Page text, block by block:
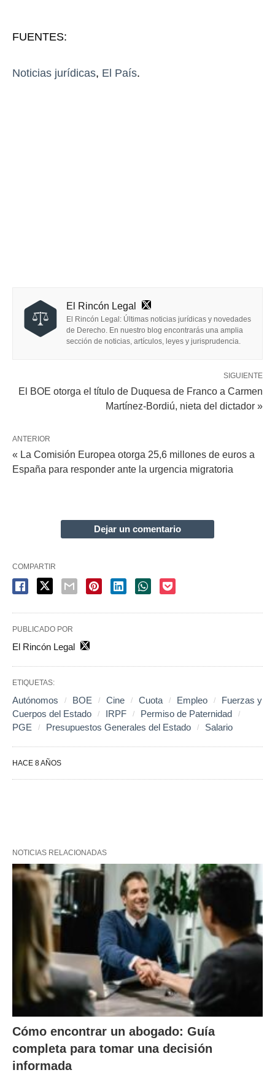
FUENTES:
Noticias jurídicas, El País.
El Rincón Legal
El Rincón Legal: Últimas noticias jurídicas y novedades
de Derecho. En nuestro blog encontrarás una amplia
sección de noticias, artículos, leyes y jurisprudencia.
SIGUIENTE
El BOE otorga el título de Duquesa de Franco a Carmen
Martínez-Bordiú, nieta del dictador »
ANTERIOR
« La Comisión Europea otorga 25,6 millones de euros a
España para responder ante la urgencia migratoria
Dejar un comentario
COMPARTIR
PUBLICADO POR
El Rincón Legal
ETIQUETAS:
Autónomos BOE Cine Cuota Empleo
Fuerzas y
Cuerpos del Estado
IRPF
Permiso de Paternidad
PGE
Presupuestos Generales del Estado Salario
HACE 8 AÑOS
NOTICIAS RELACIONADAS
Cómo encontrar un abogado: Guía
completa para tomar una decisión
informada